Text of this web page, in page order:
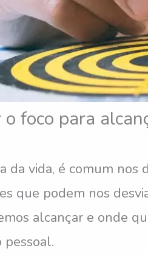
foco para
da vida, é comum nos
que podem nos
alcançar e onde
pessoal.